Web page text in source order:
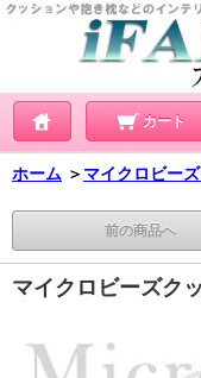
カート
ホーム ＞ マイクロビー
前の商品へ
マイクロビーズク